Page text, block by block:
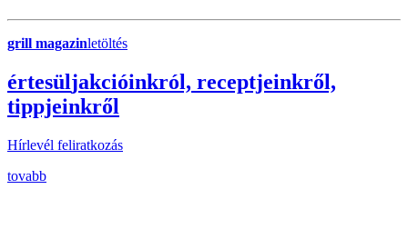
grill magazinletöltés
értesüljakcióinkról, receptjeinkről,
tippjeinkről
Hírlevél feliratkozás
tovabb